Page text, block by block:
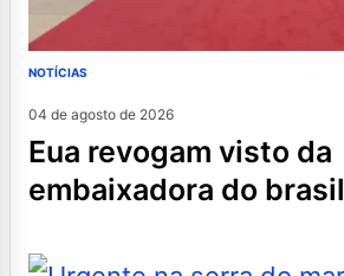
NOTÍCIAS
04 de agosto de 2026
eua revogam visto da
embaixadora do brasil